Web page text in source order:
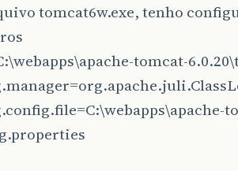
tomcat6w.exe, tenho
tomcat-